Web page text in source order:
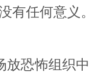
有任何意义。
恐怖组织中